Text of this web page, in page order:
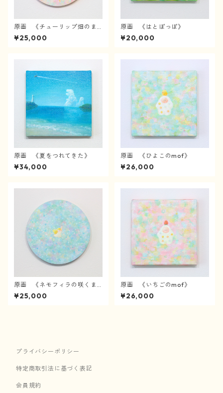
原画 《チューリップ畑のま
んなかで》
¥25,000
原画 《はとぽっぽ》
¥20,000
原画 《夏をつれてきた》
¥34,000
原画 《ひよこのmof》
¥26,000
原画 《ネモフィラの咲くま
んなかで》
¥25,000
原画 《いちごのmof》
¥26,000
プライバシーポリシー
特定商取引法に基づく表記
会員規約